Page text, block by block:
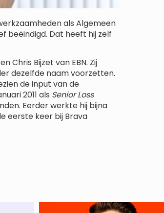
als Algemeen
beëindigd. Dat heeft hij zelf
Chris Bijzet van EBN. Zij
dezelfde naam voorzetten.
de input van de
2011 als Senior Loss
Eerder werkte hij bijna
eerste keer bij Brava